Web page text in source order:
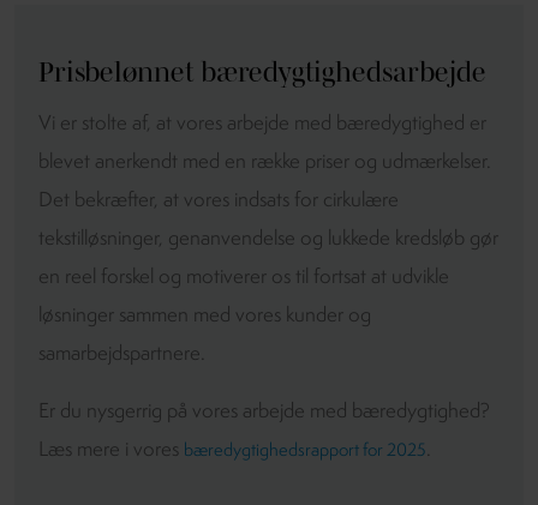
Prisbelønnet bæredygtighedsarbejde
Vi er stolte af, at vores arbejde med bæredygtighed er
blevet anerkendt med en række priser og udmærkelser.
Det bekræfter, at vores indsats for cirkulære
tekstilløsninger, genanvendelse og lukkede kredsløb gør
en reel forskel og motiverer os til fortsat at udvikle
løsninger sammen med vores kunder og
samarbejdspartnere.
Er du nysgerrig på vores arbejde med bæredygtighed?
Læs mere i vores bæredygtighedsrapport for 2025.